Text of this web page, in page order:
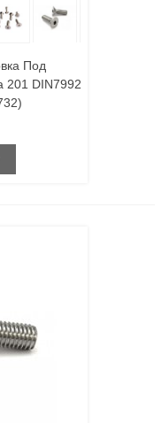
Под
201 DIN7992